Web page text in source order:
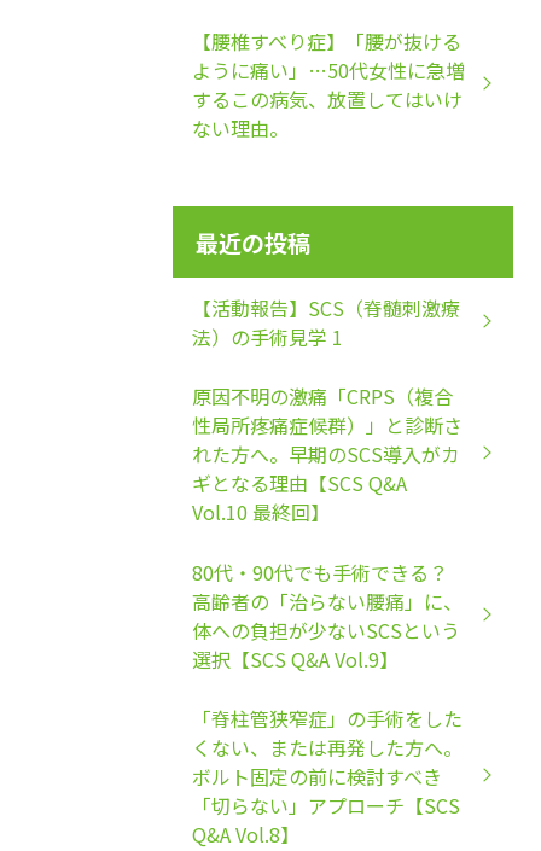
【腰椎すべり症】「腰が抜ける
ように痛い」…50代女性に急増
するこの病気、放置してはいけ
ない理由。
最近の投稿
【活動報告】SCS（脊髄刺激療
法）の手術見学 1
原因不明の激痛「CRPS（複合
性局所疼痛症候群）」と診断さ
れた方へ。早期のSCS導入がカ
ギとなる理由【SCS Q&A
Vol.10 最終回】
80代・90代でも手術できる？
高齢者の「治らない腰痛」に、
体への負担が少ないSCSという
選択【SCS Q&A Vol.9】
「脊柱管狭窄症」の手術をした
くない、または再発した方へ。
ボルト固定の前に検討すべき
「切らない」アプローチ【SCS
Q&A Vol.8】